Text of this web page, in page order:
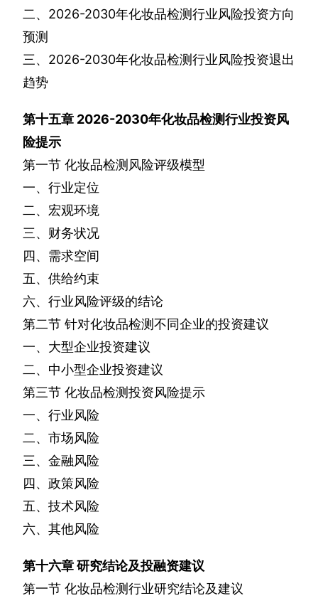
二、 2026-2030年化妆品检测行业风险投资方向
预测
三、 2026-2030年化妆品检测行业风险投资退出
趋势
第十五章 2026-2030年化妆品检测行业投资风
险提示
第一节 化妆品检测风险评级模型
一、行业定位
二、宏观环境
三、财务状况
四、需求空间
五、供给约束
六、行业风险评级的结论
第二节 针对化妆品检测不同企业的投资建议
一、大型企业投资建议
二、中小型企业投资建议
第三节 化妆品检测投资风险提示
一、行业风险
二、市场风险
三、金融风险
四、政策风险
五、技术风险
六、其他风险
第十六章研究结论及投融资建议
第一节 化妆品检测行业研究结论及建议